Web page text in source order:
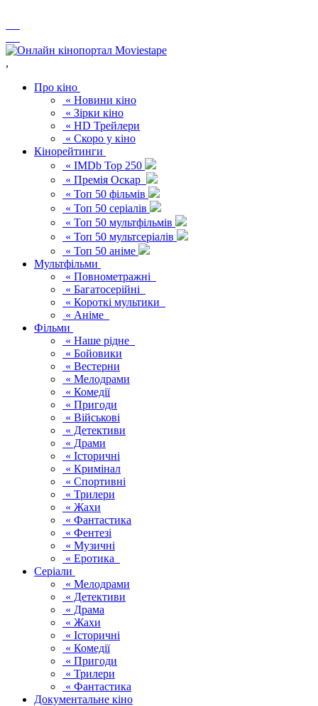
,
Про кіно
« Новини кіно
« Зірки кіно
« HD Трейлери
« Скоро у кіно
Кінорейтинги
« IMDb Top 250
« Премія Оскар
« Топ 50 фільмів
« Топ 50 серіалів
« Топ 50 мультфільмів
« Топ 50 мультсеріалів
« Топ 50 аніме
Мультфільми
« Повнометражні
« Багатосерійні
« Короткі мультики
« Аніме
Фільми
« Наше рідне
« Бойовики
« Вестерни
« Мелодрами
« Комедії
« Пригоди
« Військові
« Детективи
« Драми
« Історичні
« Кримінал
« Спортивні
« Трилери
« Жахи
« Фантастика
« Фентезі
« Музичні
« Еротика
Серіали
« Мелодрами
« Детективи
« Драма
« Жахи
« Історичні
« Комедії
« Пригоди
« Трилери
« Фантастика
Документальне кіно